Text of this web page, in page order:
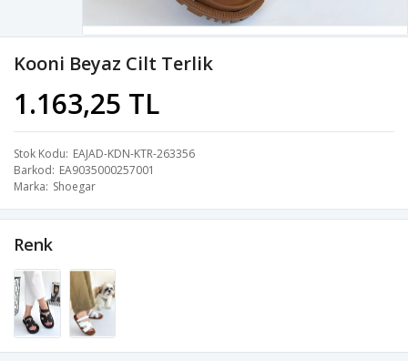
Kooni Beyaz Cilt Terlik
1.163,25 TL
Stok Kodu EAJAD-KDN-KTR-263356
Barkod EA9035000257001
Marka Shoegar
Renk